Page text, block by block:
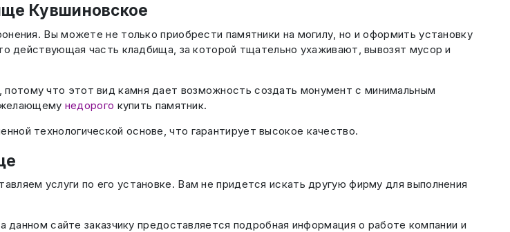
Кувшиновское
Вы можете не только приобрести памятники на могилу, но и оформить установку
действующая часть кладбища, за которой тщательно ухаживают, вывозят мусор и
что этот вид камня дает возможность создать монумент с минимальным
недорого купить памятник.
технологической основе, что гарантирует высокое качество.
услуги по его установке. Вам не придется искать другую фирму для выполнения
сайте заказчику предоставляется подробная информация о работе компании и